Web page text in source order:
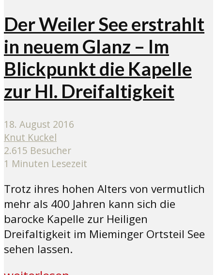
Der Weiler See erstrahlt
in neuem Glanz – Im
Blickpunkt die Kapelle
zur Hl. Dreifaltigkeit
18. August 2016
Knut Kuckel
2.615 Besucher
1 Minuten Lesezeit
Trotz ihres hohen Alters von vermutlich
mehr als 400 Jahren kann sich die
barocke Kapelle zur Heiligen
Dreifaltigkeit im Mieminger Ortsteil See
sehen lassen.